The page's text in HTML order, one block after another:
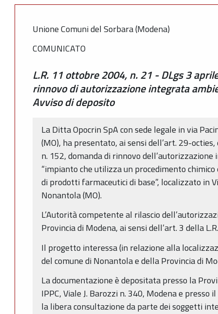
Unione Comuni del Sorbara (Modena)
COMUNICATO
L.R. 11 ottobre 2004, n. 21 - DLgs 3
rinnovo di autorizzazione integrata
Avviso di deposito
La Ditta Opocrin SpA con sede legale in via
(MO), ha presentato, ai sensi dell’art. 29-
n. 152, domanda di rinnovo
“impianto che utilizza un procedimento
di prodotti farmaceutici di base”, localizzato in
Nonantola (MO).
L’Autorità competente al rilascio
Provincia di Modena, ai sensi dell’art. 3 della
Il progetto interessa (in relazione alla
del comune di Nonantola e della Provincia di
La documentazione è depositata presso la
IPPC, Viale J. Barozzi n. 340, Modena e presso
la libera consultazione da parte dei soggetti